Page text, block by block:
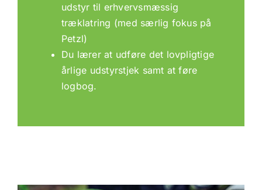
udstyr til erhvervsmæssig
træklatring (med særlig fokus på
Petzl)
Du lærer at udføre det lovpligtige
årlige udstyrstjek samt at føre
logbog.